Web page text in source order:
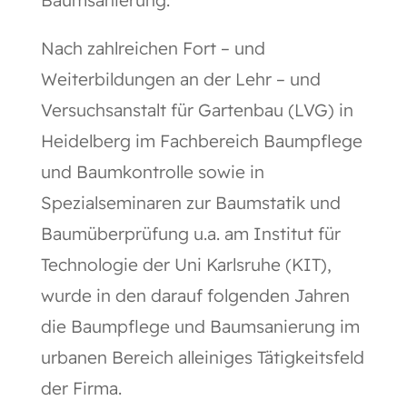
Nach zahlreichen Fort – und
Weiterbildungen an der Lehr – und
Versuchsanstalt für Gartenbau (LVG) in
Heidelberg im Fachbereich Baumpflege
und Baumkontrolle sowie in
Spezialseminaren zur Baumstatik und
Baumüberprüfung u.a. am Institut für
Technologie der Uni Karlsruhe (KIT),
wurde in den darauf folgenden Jahren
die Baumpflege und Baumsanierung im
urbanen Bereich alleiniges Tätigkeitsfeld
der Firma.